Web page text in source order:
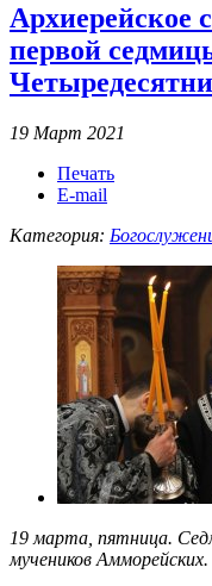
Архиерейское
первой
19 Март 2021
Печать
E-mail
Категория:
19 марта, пятница.
мучеников Амморейских.